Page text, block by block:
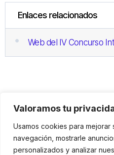
Valoramos tu
Usamos cookies para
navegación, mostrarle
personalizados y analizar
Enlaces relacionados
Web del IV Concurso
C. Avinyó 44, 2n | 08002
119 03 72|